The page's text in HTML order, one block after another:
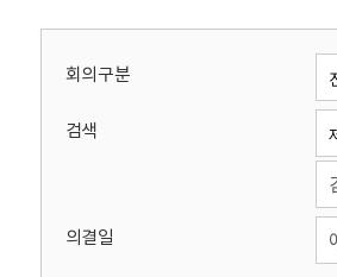
회
회의구분
검색
의결일